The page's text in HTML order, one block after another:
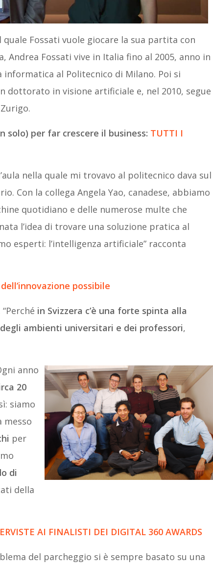
Fossati vuole giocare la sua partita con
Andrea Fossati vive in Italia fino al 2005, anno in
informatica al Politecnico di Milano. Poi si
dottorato in visione artificiale e, nel 2010, segue
solo) per far crescere il business: TUTTI I
nella quale mi trovavo al politecnico dava sul
Con la collega Angela Yao, canadese, abbiamo
quotidiano e delle numerose multe che
l’idea di trovare una soluzione pratica al
esperti: l’intelligenza artificiale” racconta
possibile
in Svizzera c’è una forte spinta alla
ambienti universitari e dei professori,
anno
20
siamo
messo
per
di
della
AI FINALISTI DEI DIGITAL 360 AWARDS
del parcheggio si è sempre basato su una